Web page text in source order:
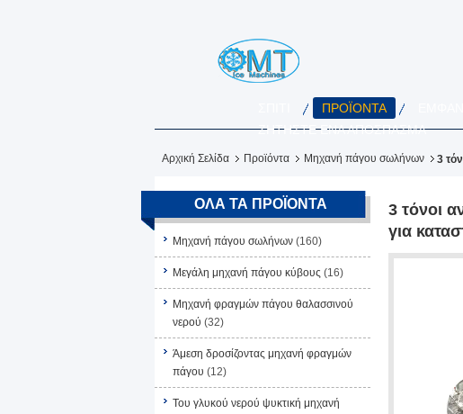
ΠΡΟΪΌΝΤΑ
ΖΗΤΉΣΤΕ ΈΝΑ ΑΠΌΣΠΑΣΜΑ
Αρχική Σελίδα Προϊόντα Μηχανή πάγου σωλήνων 3
ΌΛΑ ΤΑ ΠΡΟΪΌΝΤΑ
Μηχανή πάγου σωλήνων (160)
Μεγάλη μηχανή πάγου κύβους (16)
Μηχανή φραγμών πάγου θαλασσινού
νερού (32)
Άμεση δροσίζοντας μηχανή φραγμών
πάγου (12)
Του γλυκού νερού ψυκτική μηχανή
3 τόνοι
για